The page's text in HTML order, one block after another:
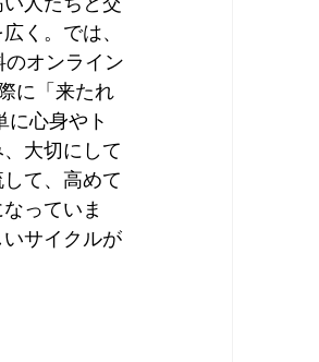
く。では、
オンライン
に「来たれ
に心身やト
大切にして
て、高めて
っていま
サイクルが